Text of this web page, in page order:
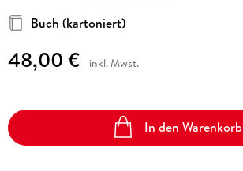
Buch (kartoniert)
48,00 € inkl. Mwst.
In den Warenkorb